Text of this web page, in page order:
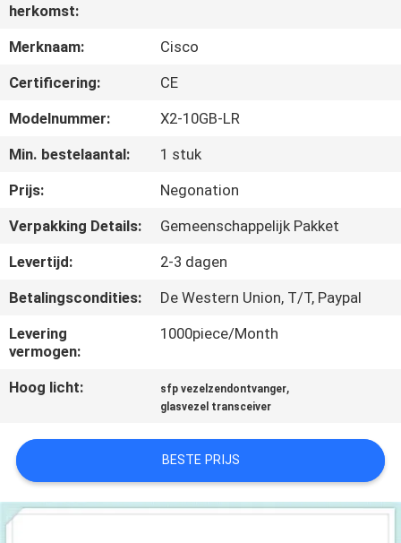
OVER
ONS
FABRIEKSTOCHT
KWALITEITSCONTROLE
NEEM
CONTACT
ONS
OP
NIEUWS
GEVALLEN
SITEMAP
herkomst:
Merknaam:
Cisco
Certificering:
CE
Modelnummer:
X2-10GB-LR
Min. bestelaantal:
1 stuk
Prijs:
Negonation
Verpakking Details:
Gemeenschappelijk Pakket
Levertijd:
2-3 dagen
Betalingscondities:
De Western Union, T/T, Paypal
Levering
vermogen:
1000piece/Month
Hoog licht: sfp vezelzendontvanger,
glasvezel transceiver
BESTE PRIJS